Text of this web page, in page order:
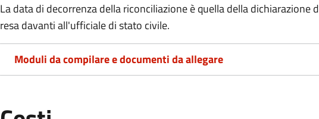
La data di decorrenza della riconciliazione è quella della dichiarazione
resa davanti all'ufficiale di stato civile.
Moduli da compilare e documenti da allegare